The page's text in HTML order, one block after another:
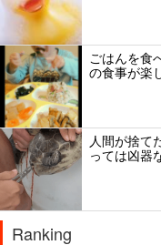
ごはんを食
の食事が楽
人間が捨て
っては凶器
Ranking